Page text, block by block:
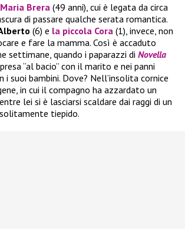
Brera (49 anni), cui è legata da circa
di passare qualche serata romantica.
(6) e la piccola Cora (1), invece, non
e fare la mamma. Così è accaduto
settimane, quando i paparazzi di Novella
“al bacio” con il marito e nei panni
i suoi bambini. Dove? Nell’insolita cornice
in cui il compagno ha azzardato un
lei si è lasciarsi scaldare dai raggi di un
tiepido.